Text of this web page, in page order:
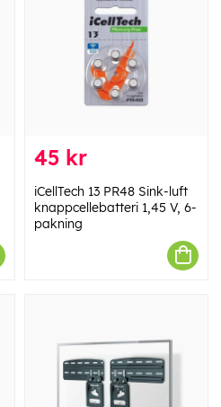
45 kr
iCellTech 13 PR48 Sink-luft
knappcellebatteri 1,45 V, 6-
pakning